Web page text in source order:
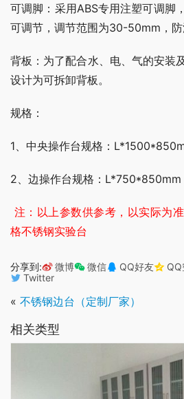
可调脚：采用ABS专用注塑可调脚
可调节，调节范围为30-50mm，
背板：为了配合水、电、气的安装
设计为可拆卸背板。
规格：
1、中央操作台规格：
2、边操作台规格：L*750*850mm
注：以上参数供参考，以实际为
格不锈钢实验台
分享到: 微博 微信 QQ好友 QQ
Twitter
« 不锈钢边台（定制厂家）
相关类型